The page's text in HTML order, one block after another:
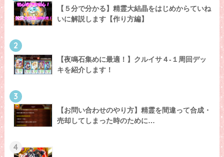
【５分で分かる】精霊大結晶をはじめからていね
いに解説します【作り方編】
2
【夜鳴石集めに最適！】クルイサ４-１周回デッ
キを紹介します！
3
【お問い合わせのやり方】精霊を間違って合成・
売却してしまった時のために…
4